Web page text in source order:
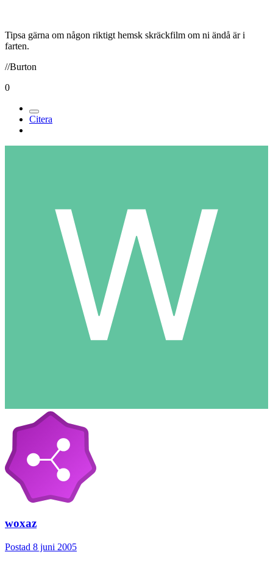
Tipsa gärna om någon riktigt hemsk skräckfilm om ni ändå är i
farten.
//Burton
0
Citera
woxaz
Postad 8 juni 2005